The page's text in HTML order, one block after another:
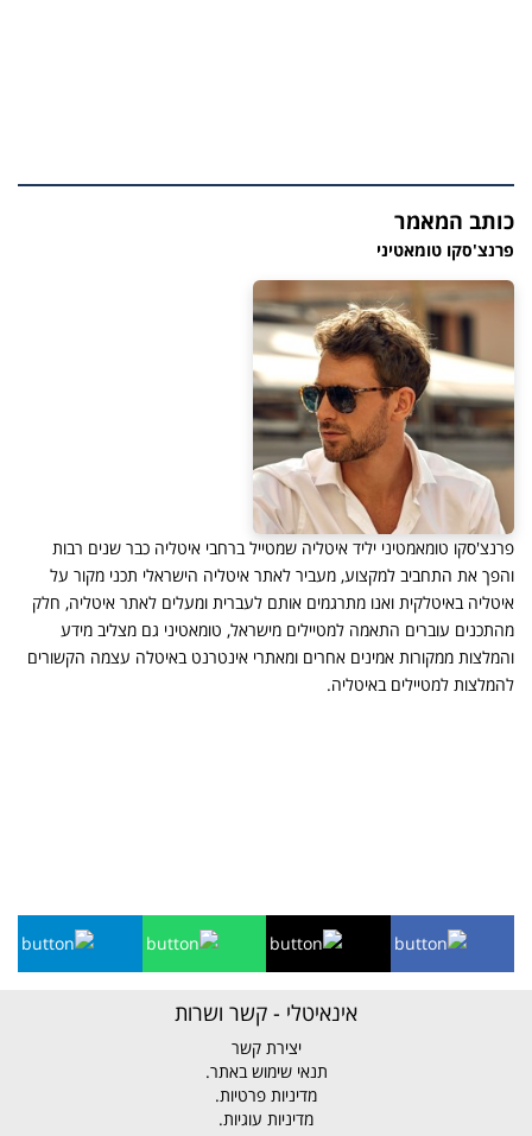
כותב המאמר
פרנצ'סקו טומאטיני
פרנצ'סקו טומאמטיני יליד איטליה שמטייל ברחבי איטליה כבר שנים רבות
והפך את התחביב למקצוע, מעביר לאתר איטליה הישראלי תכני מקור על
איטליה באיטלקית ואנו מתרגמים אותם לעברית ומעלים לאתר איטליה, חלק
מהתכנים עוברים התאמה למטיילים מישראל, טומאטיני גם מצליב מידע
והמלצות ממקורות אמינים אחרים ומאתרי אינטרנט באיטלה עצמה הקשורים
להמלצות למטיילים באיטליה.
אינאיטלי - קשר ושרות
יצירת קשר
תנאי שימוש באתר.
מדיניות פרטיות.
מדיניות עוגיות.